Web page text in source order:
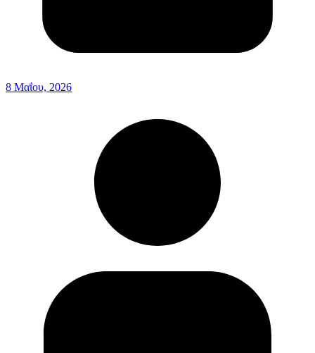
8 Μαΐου, 2026